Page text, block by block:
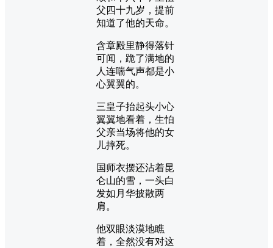
父四十九岁，提前
知道了他的天命。
含章殿里静得落针
可闻，跪了满地的
人连喘气声都是小
心翼翼的。
三皇子抬起头小心
翼翼地看着，生怕
父亲当场将他的女
儿摔死。
国师衣摆还沾着昆
仑山的雪，一头白
发如月华披散两
肩。
他双眼淡漠地瞧
着，全然没有对这